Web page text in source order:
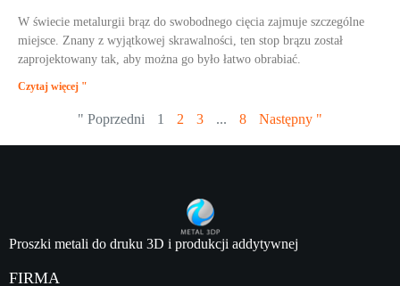
W świecie metalurgii brąz do swobodnego cięcia zajmuje szczególne
miejsce. Znany z wyjątkowej skrawalności, ten stop brązu został
zaprojektowany tak, aby można go było łatwo obrabiać.
Czytaj więcej "
" Poprzedni 1 2 3 ... 8 Następny "
Proszki metali do druku 3D i produkcji addytywnej
FIRMA